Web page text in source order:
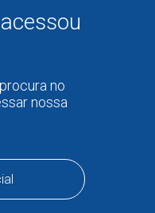
no
nossa